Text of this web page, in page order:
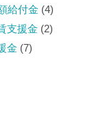
給付金 (4)
支援金 (2)
金 (7)